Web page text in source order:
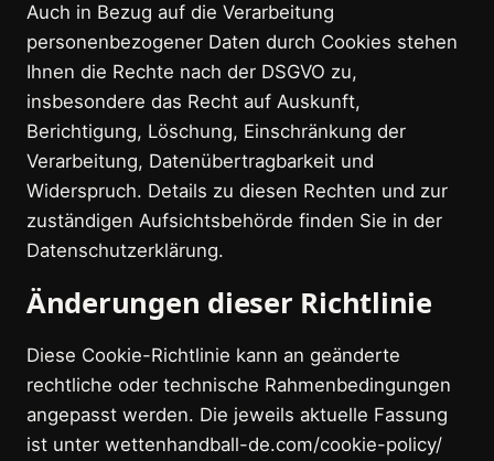
Auch in Bezug auf die Verarbeitung
personenbezogener Daten durch Cookies stehen
Ihnen die Rechte nach der DSGVO zu,
insbesondere das Recht auf Auskunft,
Berichtigung, Löschung, Einschränkung der
Verarbeitung, Datenübertragbarkeit und
Widerspruch. Details zu diesen Rechten und zur
zuständigen Aufsichtsbehörde finden Sie in der
Datenschutzerklärung.
Änderungen dieser Richtlinie
Diese Cookie-Richtlinie kann an geänderte
rechtliche oder technische Rahmenbedingungen
angepasst werden. Die jeweils aktuelle Fassung
ist unter wettenhandball-de.com/cookie-policy/